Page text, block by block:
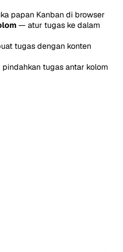
papan Kanban di browser
— atur tugas ke dalam
tugas dengan konten
tugas antar kolom